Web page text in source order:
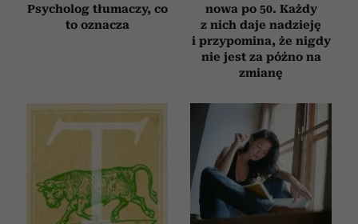
Psycholog tłumaczy, co
to oznacza
nowa po 50. Każdy
z nich daje nadzieję
i przypomina, że nigdy
nie jest za późno na
zmianę